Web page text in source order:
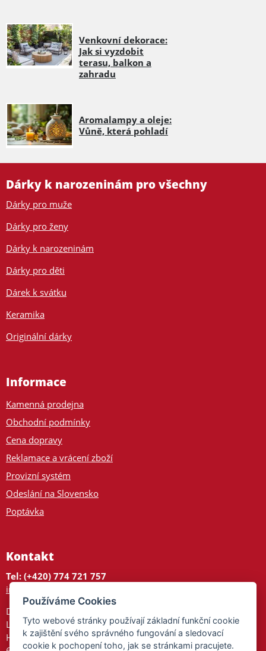
Venkovní dekorace:
Jak si vyzdobit
terasu, balkon a
zahradu
Aromalampy a oleje:
Vůně, která pohladí
Dárky k narozeninám pro všechny
Dárky pro muže
Dárky pro ženy
Dárky k narozeninám
Dárky pro děti
Dárek k svátku
Keramika
Originální dárky
Informace
Kamenná prodejna
Obchodní podmínky
Cena dopravy
Reklamace a vrácení zboží
Provizní systém
Odeslání na Slovensko
Poptávka
Kontakt
Tel: (+420) 774 721 757
info@tajnedarky.cz
Dárkové centrum
Legionářů 2
Hodonín
Používáme Cookies
Tyto webové stránky používají základní funkční cookie
k zajištění svého správného fungování a sledovací
cookie k pochopení toho, jak se stránkami pracujete.